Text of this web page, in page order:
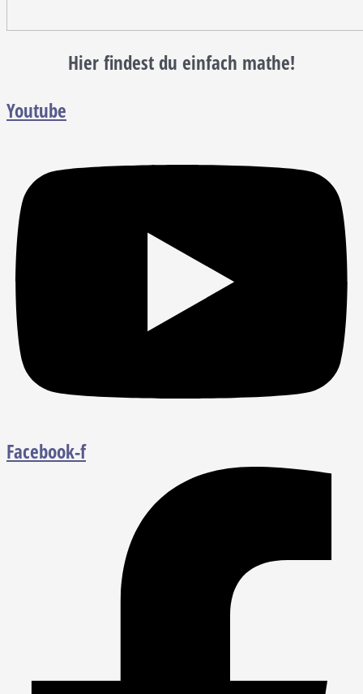
Hier findest du einfach mathe!
Youtube
Facebook-f